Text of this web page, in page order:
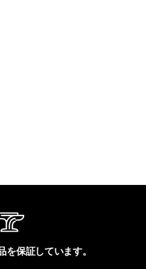
を保証しています。